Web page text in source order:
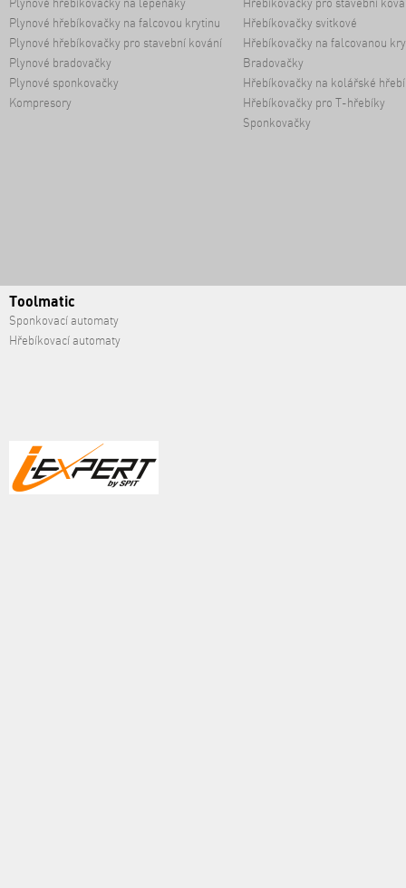
Plynové hřebíkovačky na lepeňáky
Plynové hřebíkovačky na falcovou krytinu
Plynové hřebíkovačky pro stavební kování
Plynové bradovačky
Plynové sponkovačky
Kompresory
Hřebíkovačky pro stavební
Hřebíkovačky svitkové
Hřebíkovačky na falcovanou
Bradovačky
Hřebíkovačky na kolářské
Hřebíkovačky pro T-hřebíky
Sponkovačky
Toolmatic
Sponkovací automaty
Hřebíkovací automaty